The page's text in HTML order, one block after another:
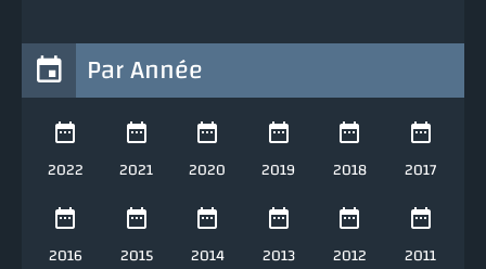
Par Année
2022 2021 2020 2019 2018 2017
2016 2015 2014 2013 2012 2011